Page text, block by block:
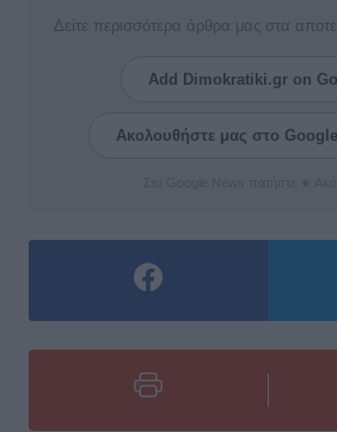
Δείτε περισσότερα άρθρα μας στα
Add Dimokratiki.gr on
Ακολουθήστε μας στο